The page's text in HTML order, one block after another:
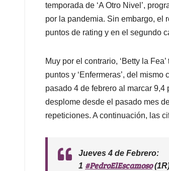
temporada de ‘A Otro Nivel’,
por la pandemia. Sin embargo, el
puntos de rating y en el segundo
Muy por el contrario, ‘Betty la
puntos y ‘Enfermeras’, del
pasado 4 de febrero al marcar
desplome desde el pasado mes
repeticiones. A continuación, las
Jueves 4 de Febrero:
1 #PedroElEscamoso